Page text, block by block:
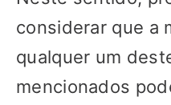
considerar que a
qualquer um
mencionados